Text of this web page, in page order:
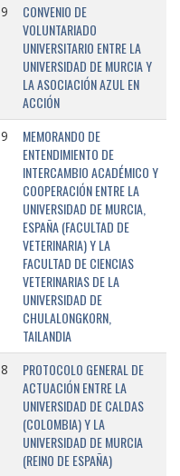
CONVENIO DE
VOLUNTARIADO
UNIVERSITARIO ENTRE LA
UNIVERSIDAD DE MURCIA Y
LA ASOCIACIÓN AZUL EN
ACCIÓN
MEMORANDO DE
ENTENDIMIENTO DE
INTERCAMBIO ACADÉMICO Y
COOPERACIÓN ENTRE LA
UNIVERSIDAD DE MURCIA,
ESPAÑA (FACULTAD DE
VETERINARIA) Y LA
FACULTAD DE CIENCIAS
VETERINARIAS DE LA
UNIVERSIDAD DE
CHULALONGKORN,
TAILANDIA
PROTOCOLO GENERAL DE
ACTUACIÓN ENTRE LA
UNIVERSIDAD DE CALDAS
(COLOMBIA) Y LA
UNIVERSIDAD DE MURCIA
(REINO DE ESPAÑA)